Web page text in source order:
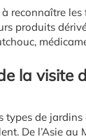
reconnaître
produits
la visite
types de
De l’Asie au